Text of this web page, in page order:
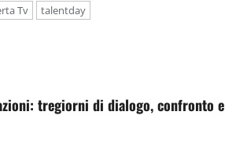
Tv talentday
tregiorni di dialogo, confronto e